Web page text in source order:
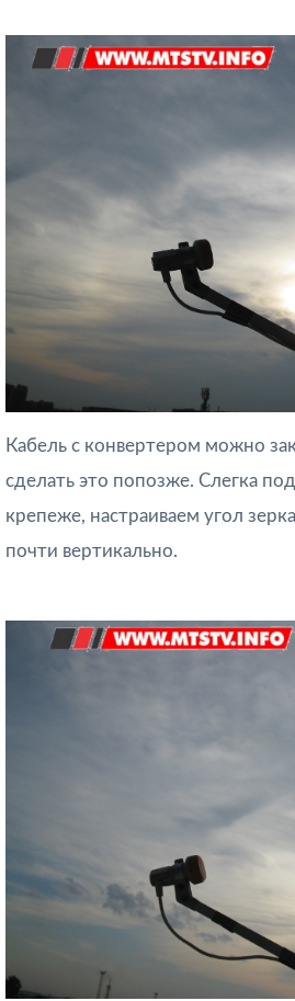
Кабель с конвертером можно
сделать это попозже. Слегка
крепеже, настраиваем угол
почти вертикально.